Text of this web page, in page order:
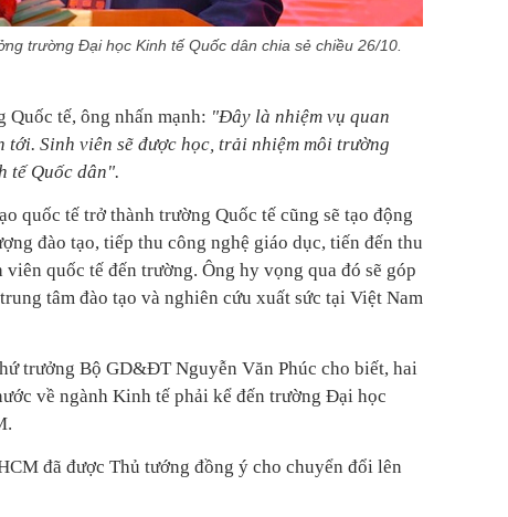
trường Đại học Kinh tế Quốc dân chia sẻ chiều 26/10.
tế, ông nhấn mạnh: "Đây là nhiệm vụ quan
Sinh viên sẽ được học, trải nhiệm môi trường
tế Quốc dân".
quốc tế trở thành trường Quốc tế cũng sẽ tạo động
đào tạo, tiếp thu công nghệ giáo dục, tiến đến thu
quốc tế đến trường. Ông hy vọng qua đó sẽ góp
tâm đào tạo và nghiên cứu xuất sức tại Việt Nam
trưởng Bộ GD&ĐT Nguyễn Văn Phúc cho biết, hai
về ngành Kinh tế phải kể đến trường Đại học
đã được Thủ tướng đồng ý cho chuyển đổi lên